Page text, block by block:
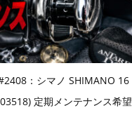
：シマノ SHIMANO 16
定期メンテナンス希望